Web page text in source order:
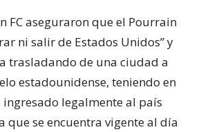
FC aseguraron que el Pourrain
ni salir de Estados Unidos” y
trasladando de una ciudad a
estadounidense, teniendo en
legalmente al país
que se encuentra vigente al día